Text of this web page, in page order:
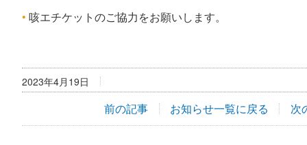
咳エチケットのご協力をお願いします。
2023年4月19日
前の記事 お知らせ一覧に戻る 次